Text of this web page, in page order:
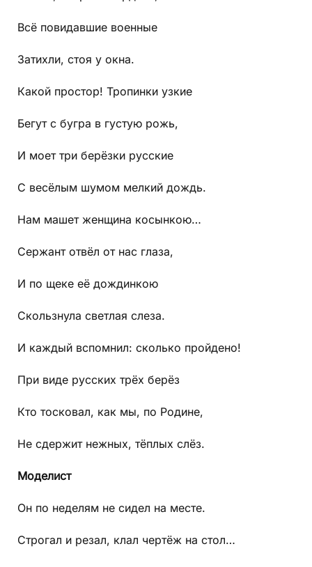
Всё повидавшие военные
Затихли, стоя у окна.
Какой простор! Тропинки узкие
Бегут с бугра в густую рожь,
И моет три берёзки русские
С весёлым шумом мелкий дождь.
Нам машет женщина косынкою…
Сержант отвёл от нас глаза,
И по щеке её дождинкою
Скользнула светлая слеза.
И каждый вспомнил: сколько пройдено!
При виде русских трёх берёз
Кто тосковал, как мы, по Родине,
Не сдержит нежных, тёплых слёз.
Моделист
Он по неделям не сидел на месте.
Строгал и резал, клал чертёж на стол…